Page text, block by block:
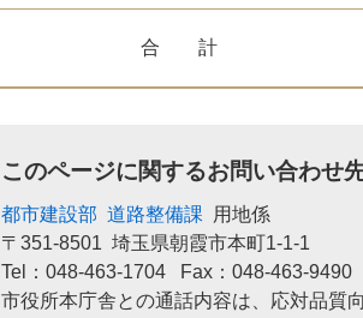
合 計
このページに関するお問い合わせ
都市建設部 道路整備課
用地係
〒351-8501 埼玉県朝霞市本町1-1-1
Tel：048-463-1704
Fax：048-463-9490
市役所本庁舎との通話内容は、応対品質